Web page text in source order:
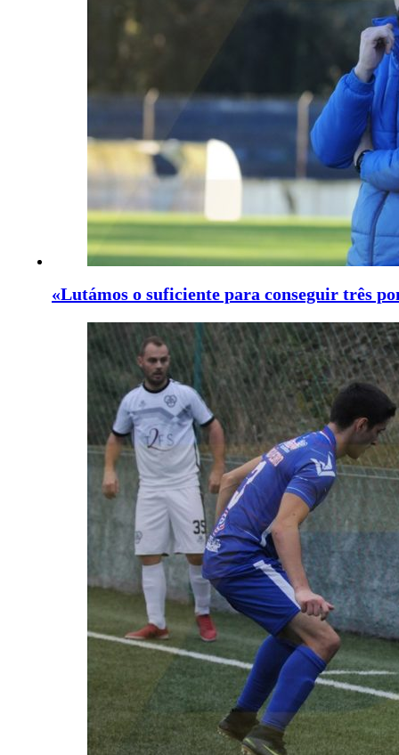
«Lutámos o suficiente para conseguir três